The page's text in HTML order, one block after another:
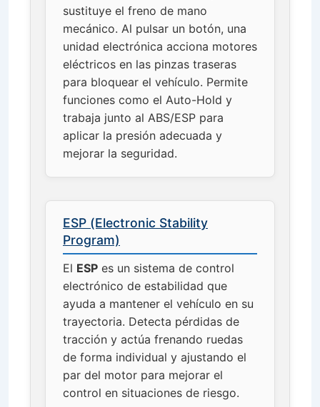
sustituye el freno de mano
mecánico. Al pulsar un botón, una
unidad electrónica acciona motores
eléctricos en las pinzas traseras
para bloquear el vehículo. Permite
funciones como el Auto-Hold y
trabaja junto al ABS/ESP para
aplicar la presión adecuada y
mejorar la seguridad.
ESP (Electronic Stability
Program)
El ESP es un sistema de control
electrónico de estabilidad que
ayuda a mantener el vehículo en su
trayectoria. Detecta pérdidas de
tracción y actúa frenando ruedas
de forma individual y ajustando el
par del motor para mejorar el
control en situaciones de riesgo.